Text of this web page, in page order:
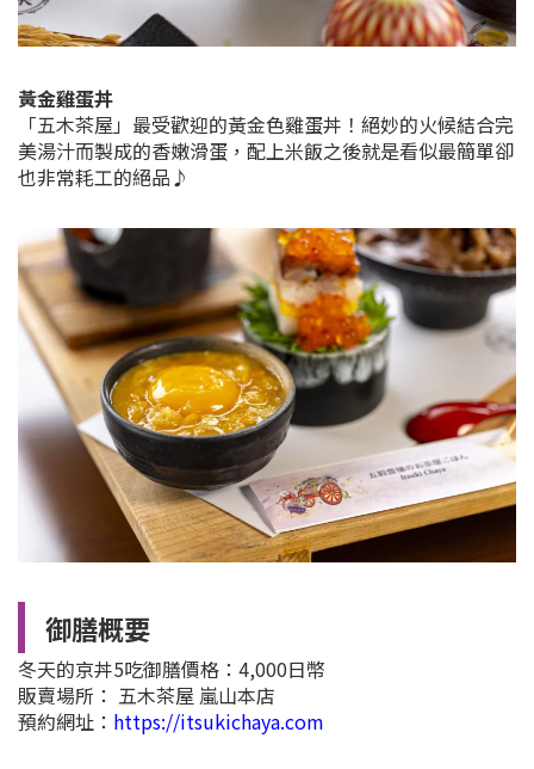
黃金雞蛋丼
「五木茶屋」最受歡迎的黃金色雞蛋丼！絕妙的火候結合完
美湯汁而製成的香嫩滑蛋，配上米飯之後就是看似最簡單卻
也非常耗工的絕品♪
御膳概要
冬天的京丼5吃御膳價格：4,000日幣
販賣場所： 五木茶屋 嵐山本店
預約網址： https://itsukichaya.com